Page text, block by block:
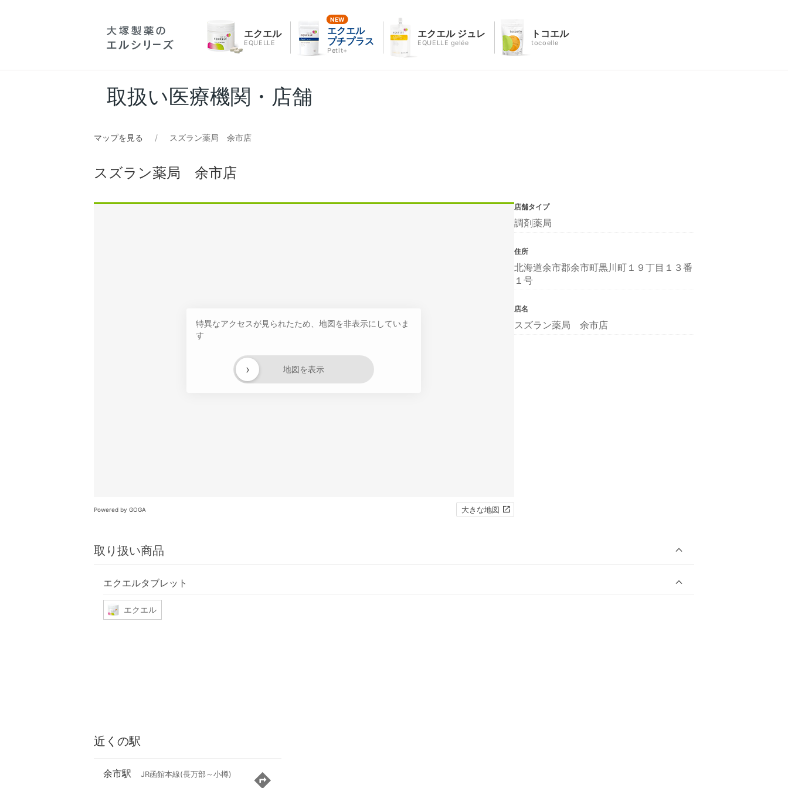
エクエル
EQUELLE
エクエル
プチプラス
Petit+
エクエル ジュレ
EQUELLE gelée
トコエル
tocoelle
取扱い医療機関・店舗
マップを見る スズラン薬局 余市店
スズラン薬局 余市店
特異なアクセスが見られたため、地図を非表示にしていま
す
地図を表示
›
Powered by GOGA 大きな地図
取り扱い商品
エクエルタブレット
エクエル
店舗タイプ
調剤薬局
住所
北海道余市郡余市町黒川町１９丁目１３番
１号
店名
スズラン薬局 余市店
近くの駅
余市駅 JR函館本線(長万部～小樽)